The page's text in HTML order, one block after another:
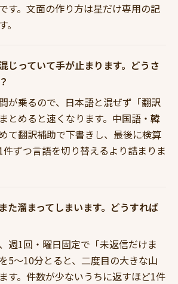
す。文面の作り方は星だけ専用の記
じっていて手が止まります。どうさ
が乗るので、日本語と混ぜず「翻訳
とめると速くなります。中国語・韓
て翻訳補助で下書きし、最後に検算
件ずつ言語を切り替えるより詰まりま
た溜まってしまいます。どうすれば
週1回・曜日固定で「未返信だけま
5〜10分とると、二度目の大きな山
す。件数が少ないうちに返すほど1件